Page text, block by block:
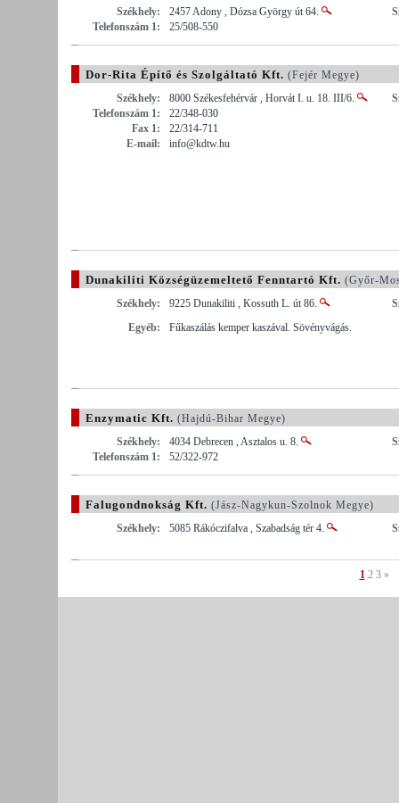
Székhely:
2457 Adony , Dózsa György út 64.
Telefonszám 1:
25/508-550
Dor-Rita Építő és Szolgáltató Kft. (Fejér Megye)
Székhely:
8000 Székesfehérvár , Horvát I. u. 18. III/6.
Telefonszám 1:
22/348-030
Fax 1:
22/314-711
E-mail:
info@kdtw.hu
Dunakiliti Községüzemeltető Fenntartó Kft. (Győr-
Székhely:
9225 Dunakiliti , Kossuth L. út 86.
Egyéb:
Fűkaszálás kemper kaszával. Sövényvágás.
Enzymatic Kft. (Hajdú-Bihar Megye)
Székhely:
4034 Debrecen , Asztalos u. 8.
Telefonszám 1:
52/322-972
Falugondnokság Kft. (Jász-Nagykun-Szolnok Megye)
Székhely:
5085 Rákóczifalva , Szabadság tér 4.
1 2 3 »